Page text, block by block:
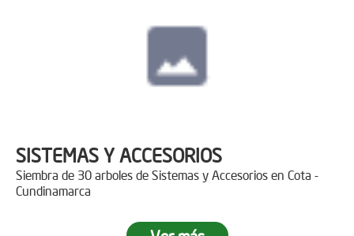
SISTEMAS Y ACCESORIOS
Siembra de 30 arboles de Sistemas y Accesorios en Cota -
Cundinamarca